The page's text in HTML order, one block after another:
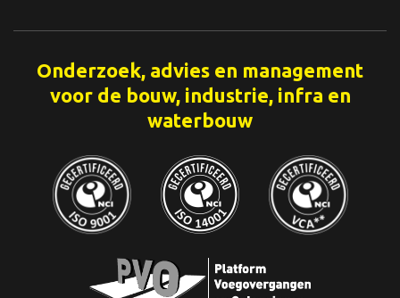
Onderzoek, advies en management
voor de bouw, industrie, infra en
waterbouw